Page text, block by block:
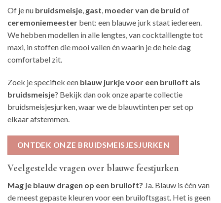
Of je nu bruidsmeisje, gast, moeder van de bruid of
ceremoniemeester bent: een blauwe jurk staat iedereen.
We hebben modellen in alle lengtes, van cocktaillengte tot
maxi, in stoffen die mooi vallen én waarin je de hele dag
comfortabel zit.
Zoek je specifiek een blauw jurkje voor een bruiloft als
bruidsmeisje? Bekijk dan ook onze aparte collectie
bruidsmeisjesjurken, waar we de blauwtinten per set op
elkaar afstemmen.
ONTDEK ONZE BRUIDSMEISJESJURKEN
Veelgestelde vragen over blauwe feestjurken
Mag je blauw dragen op een bruiloft? Ja. Blauw is één van
de meest gepaste kleuren voor een bruiloftsgast. Het is geen